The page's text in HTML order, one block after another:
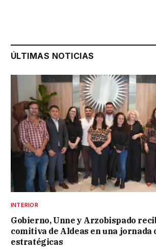
ÚLTIMAS NOTICIAS
INTERIOR
Gobierno, Unne y Arzobispado
comitiva de Aldeas en una jornada
estratégicas